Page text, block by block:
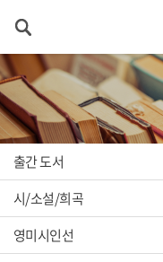
출간 도서
시/소설/희곡
영미시인선